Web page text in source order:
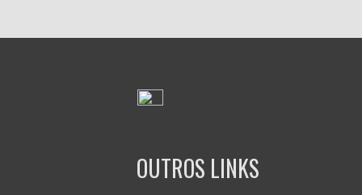
OUTROS LINKS